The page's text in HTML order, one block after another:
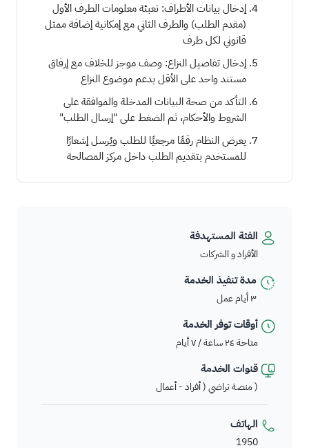
إدخال بيانات الأطراف: تعبئة معلومات الطرف الأول
(مقدم الطلب) والطرف الثاني مع إمكانية إضافة ممثل
قانوني لكل طرف
إدخال تفاصيل النزاع: وصف موجز للخلاف مع إرفاق
مستند واحد على الأقل يدعم موضوع النزاع
التأكد من صحة البيانات المدخلة والموافقة على
الشروط والأحكام، ثم الضغط على "إرسال الطلب"
يعرض النظام رقمًا مرجعيًا للطلب ويُرسل إشعارًا
للمستخدم بتقديم الطلب داخل مركز المصالحة
الفئة المستهدفة
الأفراد و الشركات
مدة تنفيذ الخدمة
٣ أيام عمل
أوقات توفر الخدمة
متاحة ٢٤ ساعة / ٧ أيام
قنوات الخدمة
منصة تراضي ( أفراد - أعمال )
الهاتف
1950